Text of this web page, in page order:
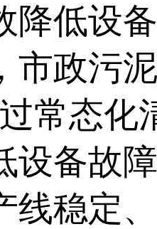
降低设
市政污
常态化
设备故
线稳定